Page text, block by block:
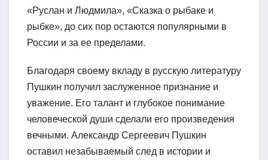
«Руслан и Людмила», «Сказка о рыбаке и
рыбке», до сих пор остаются популярными в
России и за ее пределами.
Благодаря своему вкладу в русскую литературу
Пушкин получил заслуженное признание и
уважение. Его талант и глубокое понимание
человеческой души сделали его произведения
вечными. Александр Сергеевич Пушкин
оставил незабываемый след в истории и